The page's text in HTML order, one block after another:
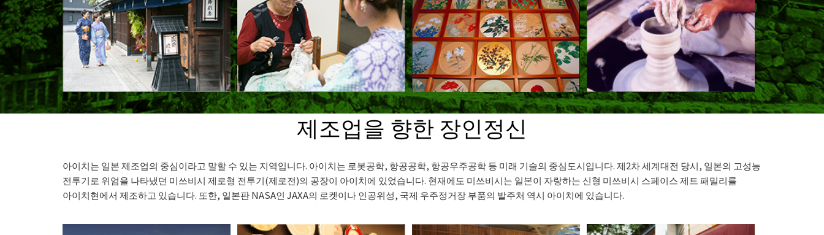
제조업을 향한 장인정신
아이치는 일본 제조업의 중심이라고 말할 수 있는 지역입니다. 아이치는 로봇공학, 항공공학, 항공우주공학 등 미래 기술의 중심도시입니다. 제2차 세계대전 당시, 일본의 고성능
전투기로 위엄을 나타냈던 미쓰비시 제로형 전투기(제로전)의 공장이 아이치에 있었습니다. 현재에도 미쓰비시는 일본이 자랑하는 신형 미쓰비시 스페이스 제트 패밀리를
아이치현에서 제조하고 있습니다. 또한, 일본판 NASA인 JAXA의 로켓이나 인공위성, 국제 우주정거장 부품의 발주처 역시 아이치에 있습니다.